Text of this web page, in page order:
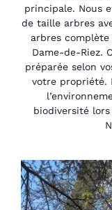
principale. Nous
de taille arbres
arbres
Dame-de-Riez.
préparée selon
votre propriété.
biodiversité